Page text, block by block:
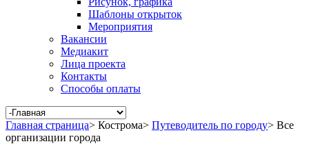
Шаблоны открыток
Мероприятия
Вакансии
Медиакит
Лица проекта
Контакты
Способы оплаты
Главная страница> Кострома> Путеводитель по городу> Все
организации города